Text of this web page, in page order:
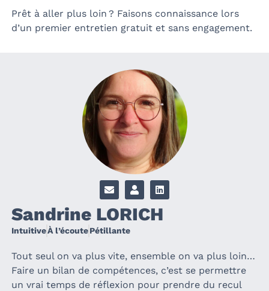
Prêt à aller plus loin ? Faisons connaissance lors
d’un premier entretien gratuit et sans engagement.
Sandrine LORICH
IntuitiveÀ l’écoutePétillante
Tout seul on va plus vite, ensemble on va plus loin…
Faire un bilan de compétences, c’est se permettre
un vrai temps de réflexion pour prendre du recul